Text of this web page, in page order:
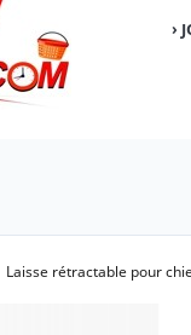
›
Laisse rétractable pour